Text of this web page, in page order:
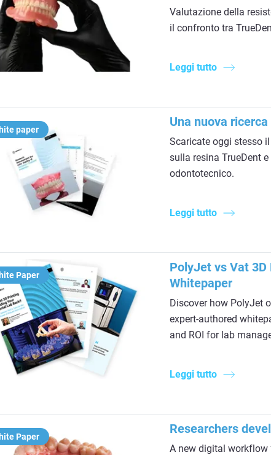
Valutazione della
il confronto tra
Leggi tutto
paper
Una nuova
Scaricate oggi stesso
sulla resina TrueDent
odontotecnico.
Leggi tutto
Paper
PolyJet vs Vat
Whitepaper
Discover how PolyJet
expert-authored
and ROI for lab
Leggi tutto
Paper
Researchers
A new digital workflow